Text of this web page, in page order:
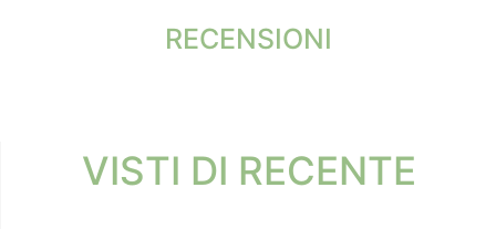
RECENSIONI
VISTI DI RECENTE